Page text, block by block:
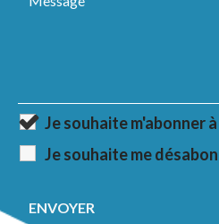
Je souhaite m'abonner
Je souhaite me